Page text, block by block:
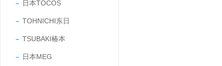
日本TOCOS
TOHNICHI东日
TSUBAKI椿本
日本MEG